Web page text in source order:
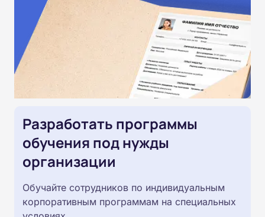
Разработать программы
обучения под нужды
организации
Обучайте сотрудников по индивидуальным
корпоративным программам на специальных